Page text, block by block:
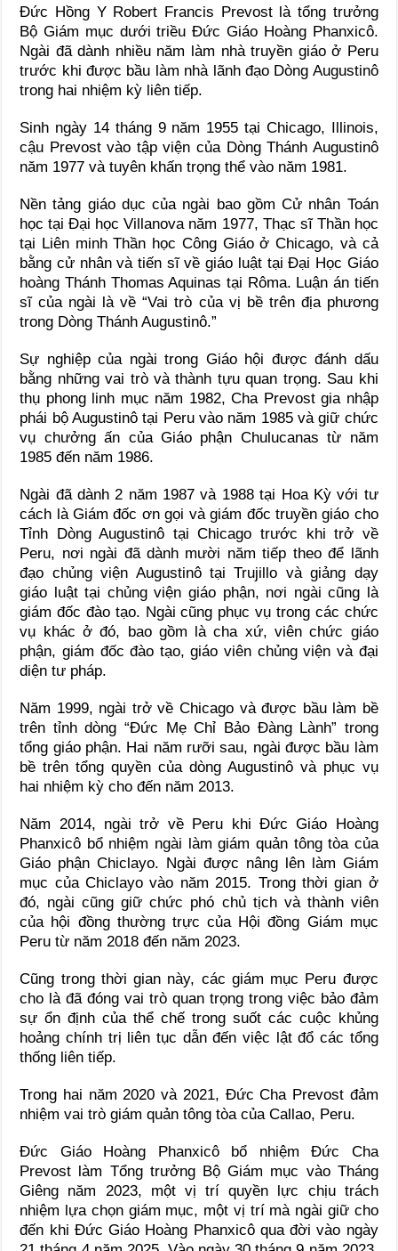
Đức Hồng Y Robert Francis Prevost là tổng trưởng
Bộ Giám mục dưới triều Đức Giáo Hoàng Phanxicô.
Ngài đã dành nhiều năm làm nhà truyền giáo ở Peru
trước khi được bầu làm nhà lãnh đạo Dòng Augustinô
trong hai nhiệm kỳ liên tiếp.
Sinh ngày 14 tháng 9 năm 1955 tại Chicago, Illinois,
cậu Prevost vào tập viện của Dòng Thánh Augustinô
năm 1977 và tuyên khấn trọng thể vào năm 1981.
Nền tảng giáo dục của ngài bao gồm Cử nhân Toán
học tại Đại học Villanova năm 1977, Thạc sĩ Thần học
tại Liên minh Thần học Công Giáo ở Chicago, và cả
bằng cử nhân và tiến sĩ về giáo luật tại Đại Học Giáo
hoàng Thánh Thomas Aquinas tại Rôma. Luận án tiến
sĩ của ngài là về “Vai trò của vị bề trên địa phương
trong Dòng Thánh Augustinô.”
Sự nghiệp của ngài trong Giáo hội được đánh dấu
bằng những vai trò và thành tựu quan trọng. Sau khi
thụ phong linh mục năm 1982, Cha Prevost gia nhập
phái bộ Augustinô tại Peru vào năm 1985 và giữ chức
vụ chưởng ấn của Giáo phận Chulucanas từ năm
1985 đến năm 1986.
Ngài đã dành 2 năm 1987 và 1988 tại Hoa Kỳ với tư
cách là Giám đốc ơn gọi và giám đốc truyền giáo cho
Tỉnh Dòng Augustinô tại Chicago trước khi trở về
Peru, nơi ngài đã dành mười năm tiếp theo để lãnh
đạo chủng viện Augustinô tại Trujillo và giảng dạy
giáo luật tại chủng viện giáo phận, nơi ngài cũng là
giám đốc đào tạo. Ngài cũng phục vụ trong các chức
vụ khác ở đó, bao gồm là cha xứ, viên chức giáo
phận, giám đốc đào tạo, giáo viên chủng viện và đại
diện tư pháp.
Năm 1999, ngài trở về Chicago và được bầu làm bề
trên tỉnh dòng “Đức Mẹ Chỉ Bảo Đàng Lành” trong
tổng giáo phận. Hai năm rưỡi sau, ngài được bầu làm
bề trên tổng quyền của dòng Augustinô và phục vụ
hai nhiệm kỳ cho đến năm 2013.
Năm 2014, ngài trở về Peru khi Đức Giáo Hoàng
Phanxicô bổ nhiệm ngài làm giám quản tông tòa của
Giáo phận Chiclayo. Ngài được nâng lên làm Giám
mục của Chiclayo vào năm 2015. Trong thời gian ở
đó, ngài cũng giữ chức phó chủ tịch và thành viên
của hội đồng thường trực của Hội đồng Giám mục
Peru từ năm 2018 đến năm 2023.
Cũng trong thời gian này, các giám mục Peru được
cho là đã đóng vai trò quan trọng trong việc bảo đảm
sự ổn định của thể chế trong suốt các cuộc khủng
hoảng chính trị liên tục dẫn đến việc lật đổ các tổng
thống liên tiếp.
Trong hai năm 2020 và 2021, Đức Cha Prevost đảm
nhiệm vai trò giám quản tông tòa của Callao, Peru.
Đức Giáo Hoàng Phanxicô bổ nhiệm Đức Cha
Prevost làm Tổng trưởng Bộ Giám mục vào Tháng
Giêng năm 2023, một vị trí quyền lực chịu trách
nhiệm lựa chọn giám mục, một vị trí mà ngài giữ cho
đến khi Đức Giáo Hoàng Phanxicô qua đời vào ngày